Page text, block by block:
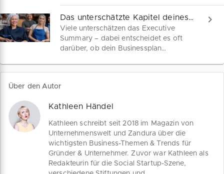
systematisch zu erkennen, Chancen im
Markt zu nutzen und Risiken frühzeitig
zu vermeiden. Lerne, wie du mit klarer
Struktur im Businessplan überzeugst.
Das unterschätzte Kapitel deines Businessplans
Viele unterschätzen das Executive
Summary – dabei entscheidet es oft
darüber, ob dein Businessplan
Über den Autor
Kathleen Händel
Kathleen schreibt seit 2018 im Magazin von
Unternehmenswelt und Zandura über die
wichtigsten Business-Themen & Trends für
Gründer & Unternehmer. Zuvor war Kathleen als
Redakteurin für die Social Startup-Szene,